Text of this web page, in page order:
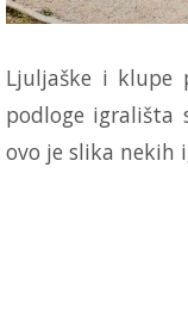
Ljuljaške i klupe
podloge
ovo je slika nekih